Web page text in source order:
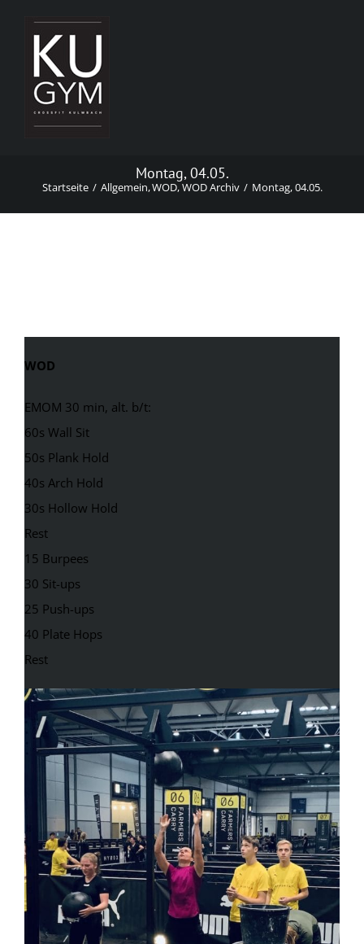
springen
Montag, 04.05.
Startseite Allgemein WOD WOD Archiv Montag, 04.05.
WOD
EMOM 30 min, alt. b/t:
60s Wall Sit
50s Plank Hold
40s Arch Hold
30s Hollow Hold
Rest
15 Burpees
30 Sit-ups
25 Push-ups
40 Plate Hops
Rest